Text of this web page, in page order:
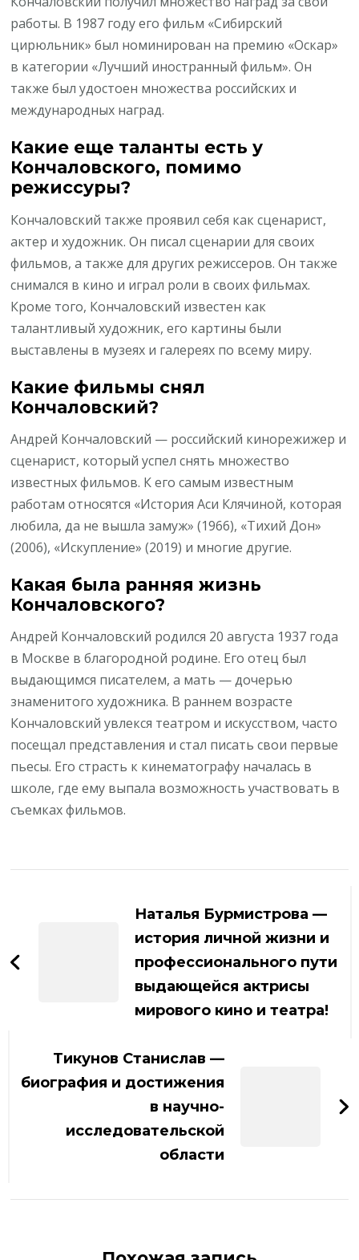
работы. В 1987 году его фильм «Сибирский
цирюльник» был номинирован на премию «Оскар»
в категории «Лучший иностранный фильм». Он
также был удостоен множества российских и
международных наград.
Какие еще таланты есть у
Кончаловского, помимо
режиссуры?
Кончаловский также проявил себя как сценарист,
актер и художник. Он писал сценарии для своих
фильмов, а также для других режиссеров. Он также
снимался в кино и играл роли в своих фильмах.
Кроме того, Кончаловский известен как
талантливый художник, его картины были
выставлены в музеях и галереях по всему миру.
Какие фильмы снял
Кончаловский?
Андрей Кончаловский — российский кинорежижер и
сценарист, который успел снять множество
известных фильмов. К его самым известным
работам относятся «История Аси Клячиной, которая
любила, да не вышла замуж» (1966), «Тихий Дон»
(2006), «Искупление» (2019) и многие другие.
Какая была ранняя жизнь
Кончаловского?
Андрей Кончаловский родился 20 августа 1937 года
в Москве в благородной родине. Его отец был
выдающимся писателем, а мать — дочерью
знаменитого художника. В раннем возрасте
Кончаловский увлекся театром и искусством, часто
посещал представления и стал писать свои первые
пьесы. Его страсть к кинематографу началась в
школе, где ему выпала возможность участвовать в
съемках фильмов.
Наталья Бурмистрова —
история личной жизни и
профессионального пути
выдающейся актрисы
мирового кино и театра!
Тикунов Станислав —
биография и достижения
в научно-
исследовательской
области